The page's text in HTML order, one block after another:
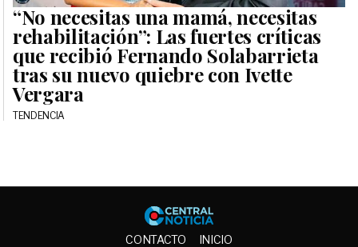
“No necesitas una mamá, necesitas
rehabilitación”: Las fuertes críticas
que recibió Fernando Solabarrieta
tras su nuevo quiebre con Ivette
Vergara
TENDENCIA
Central
CONTACTO INICIO